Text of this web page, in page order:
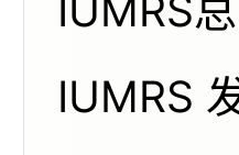
IUMRS
IUMRS